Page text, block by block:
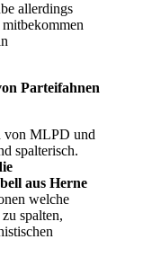
allerdings
Parteifahnen
von MLPD und
spalterisch.
aus Herne
welche
spalten,